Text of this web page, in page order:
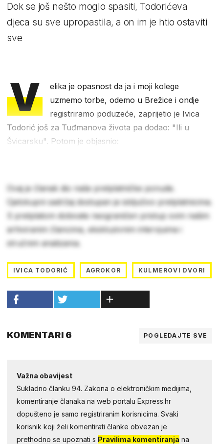
Dok se još nešto moglo spasiti, Todorićeva
djeca su sve upropastila, a on im je htio ostaviti
sve
V
elika je opasnost da ja i moji kolege
uzmemo torbe, odemo u Brežice i ondje
registriramo poduzeće, zaprijetio je Ivica
Todorić još za Tuđmanova života pa dodao: "Ili u
Švicarsku". Potom je objasnio:
Ovaj je članak dio naše pretplatničke ponude.
Cjelokupni sadržaj dostupan je isključivo pretplatnicima.
S pretplatom dobivate neograničen pristup svim našim
arhiviranim člancima, ekskluzivnim intervjuima i
stručnim analizama.
IVICA TODORIĆ AGROKOR KULMEROVI DVORI
KOMENTARI 6 POGLEDAJTE SVE
Važna obavijest
Sukladno članku 94. Zakona o elektroničkim medijima,
komentiranje članaka na web portalu Express.hr
dopušteno je samo registriranim korisnicima. Svaki
korisnik koji želi komentirati članke obvezan je
prethodno se upoznati s Pravilima komentiranja na